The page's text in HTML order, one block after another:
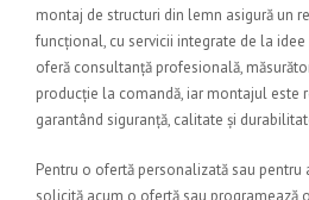
montaj de structuri din lemn asigură un
funcțional, cu servicii integrate de la idee
oferă consultanță profesională,
producție la comandă, iar montajul este
garantând siguranță, calitate și
Pentru o ofertă personalizată sau pentru
solicită acum o ofertă sau programează